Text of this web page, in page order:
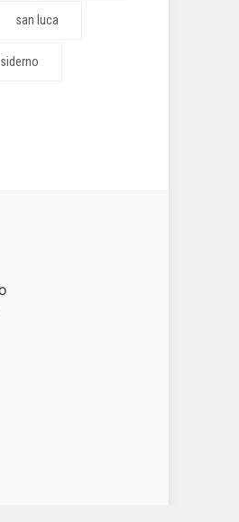
san luca
siderno